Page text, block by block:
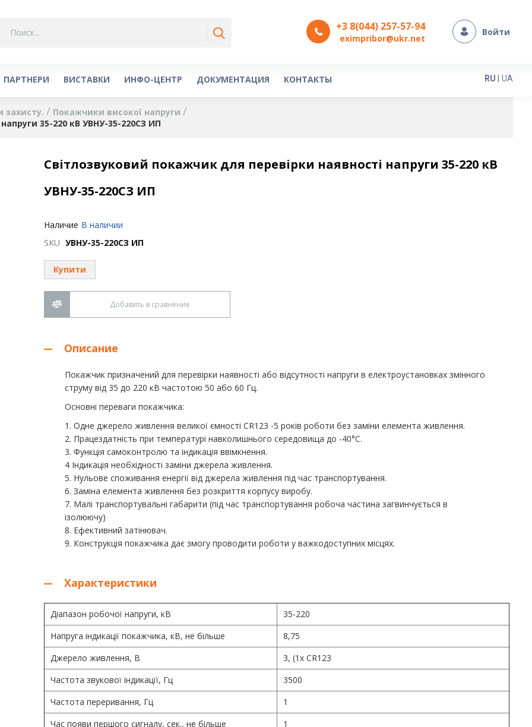
Войти
+3 8(044) 257-57-94
eximpribor@ukr.net
ПАРТНЕРИ ВИСТАВКИ ИНФО-ЦЕНТР ДОКУМЕНТАЦИЯ КОНТАКТЫ Язык
RU UA
захисту.
Покажчики високої напруги
35-220 кВ УВНУ-35-220СЗ ИП
Світлозвуковий покажчик для перевірки наявності напруги 35-220 кВ
УВНУ-35-220СЗ ИП
Наличие В наличии
SKU УВНУ-35-220СЗ ИП
Купити
Добавить в сравнение
Описание
Покажчик призначений для перевірки наявності або відсутності напруги в електроустановках змінного
струму від 35 до 220 кВ частотою 50 або 60 Гц.
Основні переваги покажчика:
1. Одне джерело живлення великої ємності CR123 -5 років роботи без заміни елемента живлення.
2. Працездатність при температурі навколишнього середовища до -40°С.
3. Функція самоконтролю та індикація ввімкнення.
4 Індикація необхідності заміни джерела живлення.
5. Нульове споживання енергії від джерела живлення під час транспортування.
6. Заміна елемента живлення без розкриття корпусу виробу.
7. Малі транспортувальні габарити (під час транспортування робоча частина загвинчується в
ізолюючу)
8. Ефективний затінювач.
9. Конструкція покажчика дає змогу проводити роботи у важкодоступних місцях.
Характеристики
Діапазон робочої напруги, кВ
35-220
Напруга індикації покажчика, кВ, не більше
8,75
Джерело живлення, В
3, (1х CR123
Частота звукової індикацїї, Гц
3500
Частота переривання, Гц
1
Час появи першого сигналу, сек., не більше
1